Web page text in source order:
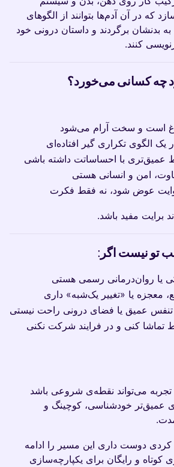
که در آن آدم‌ها بتوانند از الگوهای
به بدنشان برگردند و داستان درونی خود
کنند.
چه کسانی می‌خورد؟
است و سخت آرام می‌شود
الگوی تکراری گیر افتاده‌ای
عمیق‌تری با احساساتت داشته باشی
امن و انسانی هستی
عوض شود، نه فقط فکرت
برایت مفید باشد.
تو نیست اگر:
یا روان‌درمانی رسمی هستی
معجزه یا «تغییر یک‌شبه» داری
تنفس عمیق یا فضای درونی راحت نیستی
کنی و در فرایند شرکت نکنی
تجربه می‌تواند نقطه‌ی شروعی باشد
عمیق‌تر خودشناسی، کوچینگ و
دوست داری این مسیر را ادامه
کوتاه و رایگان برای یکپارچه‌سازی